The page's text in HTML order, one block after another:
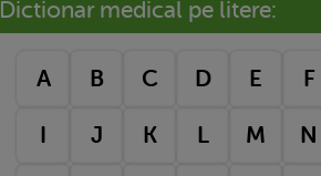
Dictionar medical pe litere:
A B C D E F
I J K L M N